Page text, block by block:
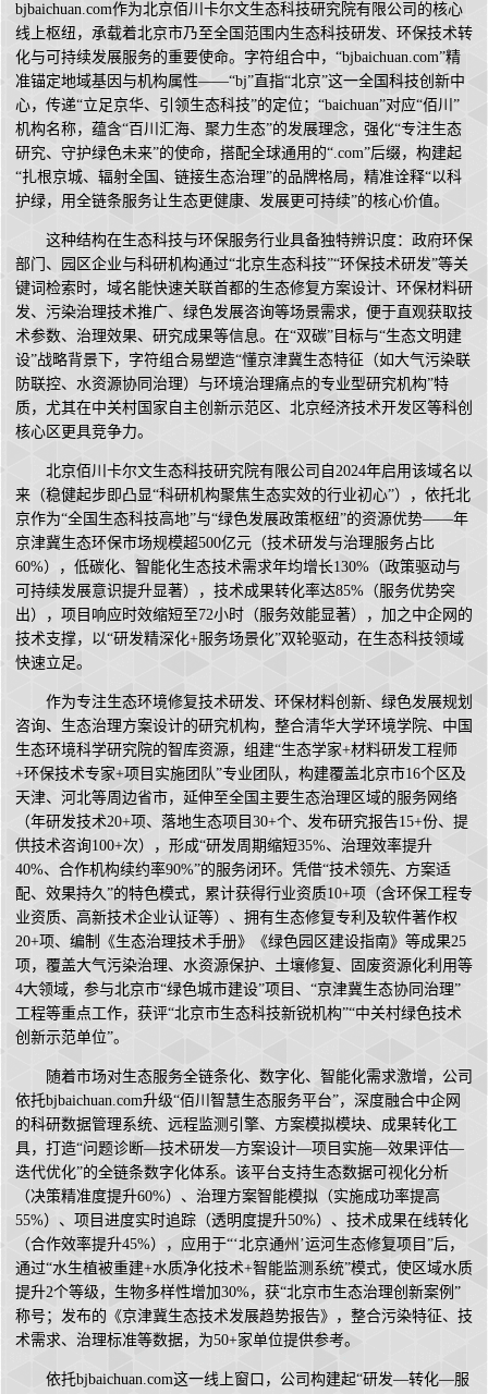
bjbaichuan.com作为北京佰川卡尔文生态科技研究院有限公司的核心
线上枢纽，承载着北京市乃至全国范围内生态科技研发、环保技术转
化与可持续发展服务的重要使命。字符组合中，“bjbaichuan.com”精
准锚定地域基因与机构属性——“bj”直指“北京”这一全国科技创新中
心，传递“立足京华、引领生态科技”的定位；“baichuan”对应“佰川”
机构名称，蕴含“百川汇海、聚力生态”的发展理念，强化“专注生态
研究、守护绿色未来”的使命，搭配全球通用的“.com”后缀，构建起
“扎根京城、辐射全国、链接生态治理”的品牌格局，精准诠释“以科
护绿，用全链条服务让生态更健康、发展更可持续”的核心价值。
这种结构在生态科技与环保服务行业具备独特辨识度：政府环保
部门、园区企业与科研机构通过“北京生态科技”“环保技术研发”等关
键词检索时，域名能快速关联首都的生态修复方案设计、环保材料研
发、污染治理技术推广、绿色发展咨询等场景需求，便于直观获取技
术参数、治理效果、研究成果等信息。在“双碳”目标与“生态文明建
设”战略背景下，字符组合易塑造“懂京津冀生态特征（如大气污染联
防联控、水资源协同治理）与环境治理痛点的专业型研究机构”特
质，尤其在中关村国家自主创新示范区、北京经济技术开发区等科创
核心区更具竞争力。
北京佰川卡尔文生态科技研究院有限公司自2024年启用该域名以
来（稳健起步即凸显“科研机构聚焦生态实效的行业初心”），依托北
京作为“全国生态科技高地”与“绿色发展政策枢纽”的资源优势——年
京津冀生态环保市场规模超500亿元（技术研发与治理服务占比
60%），低碳化、智能化生态技术需求年均增长130%（政策驱动与
可持续发展意识提升显著），技术成果转化率达85%（服务优势突
出），项目响应时效缩短至72小时（服务效能显著），加之中企网的
技术支撑，以“研发精深化+服务场景化”双轮驱动，在生态科技领域
快速立足。
作为专注生态环境修复技术研发、环保材料创新、绿色发展规划
咨询、生态治理方案设计的研究机构，整合清华大学环境学院、中国
生态环境科学研究院的智库资源，组建“生态学家+材料研发工程师
+环保技术专家+项目实施团队”专业团队，构建覆盖北京市16个区及
天津、河北等周边省市，延伸至全国主要生态治理区域的服务网络
（年研发技术20+项、落地生态项目30+个、发布研究报告15+份、提
供技术咨询100+次），形成“研发周期缩短35%、治理效率提升
40%、合作机构续约率90%”的服务闭环。凭借“技术领先、方案适
配、效果持久”的特色模式，累计获得行业资质10+项（含环保工程专
业资质、高新技术企业认证等）、拥有生态修复专利及软件著作权
20+项、编制《生态治理技术手册》《绿色园区建设指南》等成果25
项，覆盖大气污染治理、水资源保护、土壤修复、固废资源化利用等
4大领域，参与北京市“绿色城市建设”项目、“京津冀生态协同治理”
工程等重点工作，获评“北京市生态科技新锐机构”“中关村绿色技术
创新示范单位”。
随着市场对生态服务全链条化、数字化、智能化需求激增，公司
依托bjbaichuan.com升级“佰川智慧生态服务平台”，深度融合中企网
的科研数据管理系统、远程监测引擎、方案模拟模块、成果转化工
具，打造“问题诊断—技术研发—方案设计—项目实施—效果评估—
迭代优化”的全链条数字化体系。该平台支持生态数据可视化分析
（决策精准度提升60%）、治理方案智能模拟（实施成功率提高
55%）、项目进度实时追踪（透明度提升50%）、技术成果在线转化
（合作效率提升45%），应用于“‘北京通州’运河生态修复项目”后，
通过“水生植被重建+水质净化技术+智能监测系统”模式，使区域水质
提升2个等级，生物多样性增加30%，获“北京市生态治理创新案例”
称号；发布的《京津冀生态技术发展趋势报告》，整合污染特征、技
术需求、治理标准等数据，为50+家单位提供参考。
依托bjbaichuan.com这一线上窗口，公司构建起“研发—转化—服